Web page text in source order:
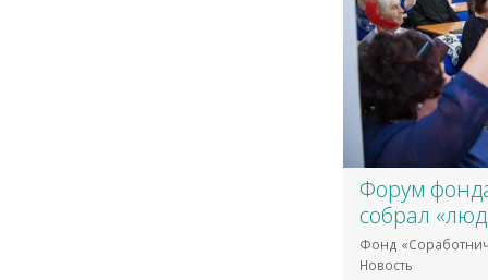
Форум
собрал
Фонд
Новость